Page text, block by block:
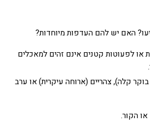
האם יש להם העדפות מיוחדות?
או לפעוטות קטנים אינם זהים למאכלים
קלה), צהריים (ארוחה עיקרית) או ערב
הקור.